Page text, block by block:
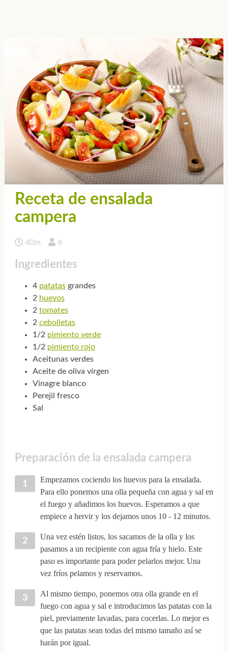
Receta de ensalada
campera
40m 4
Ingredientes
4 patatasgrandes
2 huevos
2 tomates
2 cebolletas
1/2 pimiento verde
1/2 pimiento rojo
Aceitunas verdes
Aceite de oliva virgen
Vinagre blanco
Perejil fresco
Sal
Preparación de la ensalada campera
Empezamos cociendo los huevos para la ensalada.
Para ello ponemos una olla pequeña con agua y sal en
el fuego y añadimos los huevos. Esperamos a que
empiece a hervir y los dejamos unos 10 - 12 minutos.
Una vez estén listos, los sacamos de la olla y los
pasamos a un recipiente con agua fría y hielo. Este
paso es importante para poder pelarlos mejor. Una
vez fríos pelamos y reservamos.
Al mismo tiempo, ponemos otra olla grande en el
fuego con agua y sal e introducimos las patatas con la
piel, previamente lavadas, para cocerlas. Lo mejor es
que las patatas sean todas del mismo tamaño así se
harán por igual.